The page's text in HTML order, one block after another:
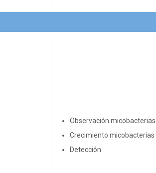
Observación micobacterias
Crecimiento micobacterias
Detección